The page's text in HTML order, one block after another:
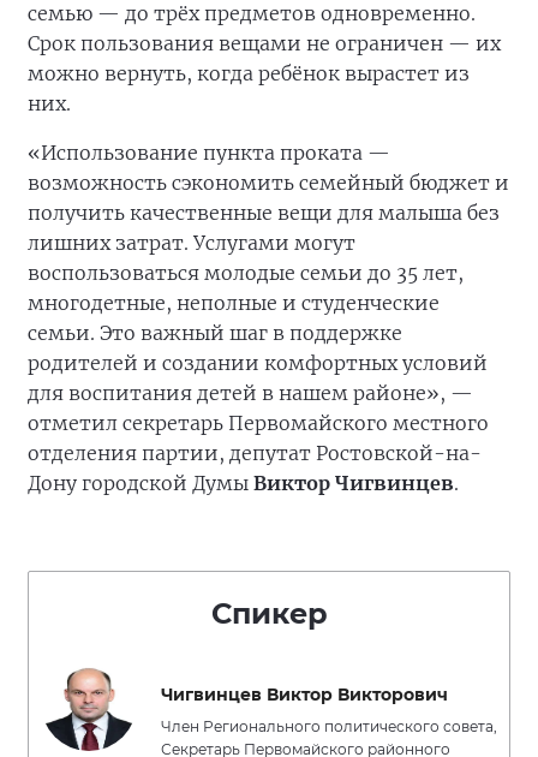
семью — до трёх предметов одновременно.
Срок пользования вещами не ограничен — их
можно вернуть, когда ребёнок вырастет из
них.
«Использование пункта проката —
возможность сэкономить семейный бюджет и
получить качественные вещи для малыша без
лишних затрат. Услугами могут
воспользоваться молодые семьи до 35 лет,
многодетные, неполные и студенческие
семьи. Это важный шаг в поддержке
родителей и создании комфортных условий
для воспитания детей в нашем районе», —
отметил секретарь Первомайского местного
отделения партии, депутат Ростовской-на-
Дону городской Думы Виктор Чигвинцев.
Спикер
Чигвинцев Виктор Викторович
Член Регионального политического совета,
Секретарь Первомайского районного